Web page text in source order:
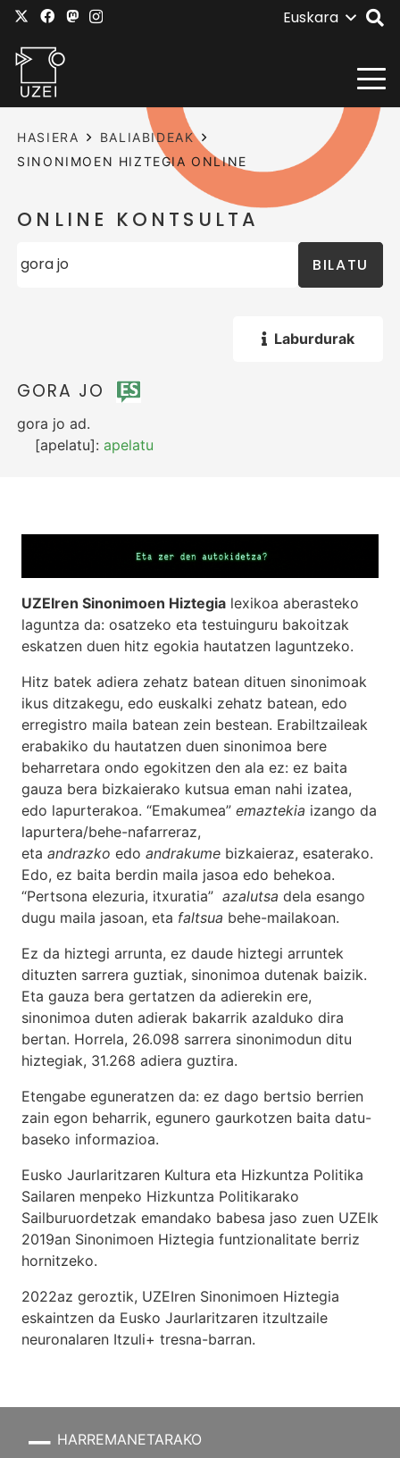
Euskara
HASIERA
BALIABIDEAK
SINONIMOEN HIZTEGIA ONLINE
ONLINE KONTSULTA
BILATU
Laburdurak
GORA JO
gora jo ad.
[apelatu]:apelatu
UZEIren Sinonimoen Hiztegia lexikoa aberasteko
laguntza da: osatzeko eta testuinguru bakoitzak
eskatzen duen hitz egokia hautatzen laguntzeko.
Hitz batek adiera zehatz batean dituen sinonimoak
ikus ditzakegu, edo euskalki zehatz batean, edo
erregistro maila batean zein bestean. Erabiltzaileak
erabakiko du hautatzen duen sinonimoa bere
beharretara ondo egokitzen den ala ez: ez baita
gauza bera bizkaierako kutsua eman nahi izatea,
edo lapurterakoa. “Emakumea” emaztekia izango da
lapurtera/behe-nafarreraz,
eta andrazko edo andrakume bizkaieraz, esaterako.
Edo, ez baita berdin maila jasoa edo behekoa.
“Pertsona elezuria, itxuratia” azalutsa dela esango
dugu maila jasoan, eta faltsua behe-mailakoan.
Ez da hiztegi arrunta, ez daude hiztegi arruntek
dituzten sarrera guztiak, sinonimoa dutenak baizik.
Eta gauza bera gertatzen da adierekin ere,
sinonimoa duten adierak bakarrik azalduko dira
bertan. Horrela, 26.098 sarrera sinonimodun ditu
hiztegiak, 31.268 adiera guztira.
Etengabe eguneratzen da: ez dago bertsio berrien
zain egon beharrik, egunero gaurkotzen baita datu-
baseko informazioa.
Eusko Jaurlaritzaren Kultura eta Hizkuntza Politika
Sailaren menpeko Hizkuntza Politikarako
Sailburuordetzak emandako babesa jaso zuen UZEIk
2019an Sinonimoen Hiztegia funtzionalitate berriz
hornitzeko.
2022az geroztik, UZEIren Sinonimoen Hiztegia
eskaintzen da Eusko Jaurlaritzaren itzultzaile
neuronalaren Itzuli+ tresna-barran.
HARREMANETARAKO